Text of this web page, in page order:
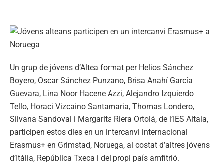
Un grup de jóvens d’Altea format per Helios Sánchez
Boyero, Oscar Sánchez Punzano, Brisa Anahí García
Guevara, Lina Noor Hacene Azzi, Alejandro Izquierdo
Tello, Horaci Vizcaino Santamaria, Thomas Londero,
Silvana Sandoval i Margarita Riera Ortolá, de l’IES Altaia,
participen estos dies en un intercanvi internacional
Erasmus+ en Grimstad, Noruega, al costat d’altres jóvens
d’Itàlia, República Txeca i del propi país amfitrió.